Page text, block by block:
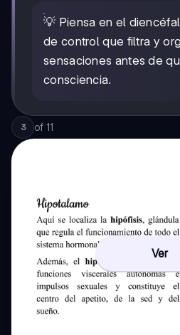
💡 Piensa en el
de control que filtra y
sensaciones antes de
consciencia.
3 of 11
Ver